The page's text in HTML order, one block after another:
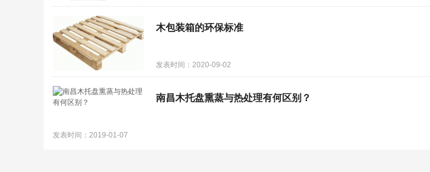
木包装箱的环保标准
发表时间：2020-09-02
南昌木托盘熏蒸与热处理有何区别？
发表时间：2019-01-07